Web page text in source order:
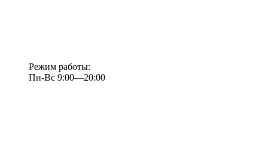
Режим работы:
Пн-Вс 9:00—20:00